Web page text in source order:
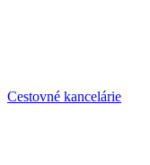
Cestovné kancelárie